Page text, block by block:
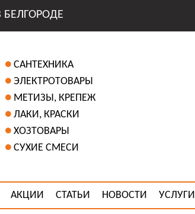
САНТЕХНИКА
ЭЛЕКТРОТОВАРЫ
МЕТИЗЫ, КРЕПЕЖ
ЛАКИ, КРАСКИ
ХОЗТОВАРЫ
СУХИЕ СМЕСИ
АКЦИИ СТАТЬИ НОВОСТИ УСЛУГИ